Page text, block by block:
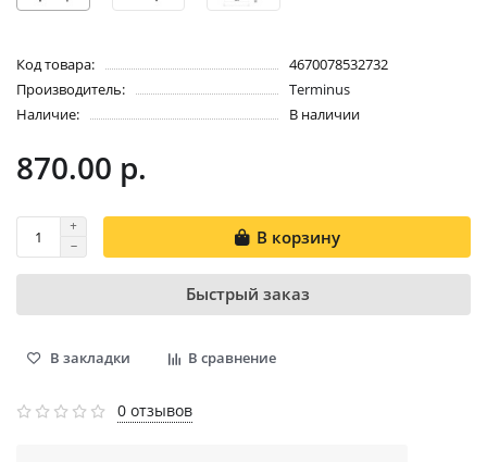
Код товара:
4670078532732
Производитель:
Terminus
Наличие:
В наличии
870.00 р.
В корзину
Быстрый заказ
В закладки В сравнение
0 отзывов